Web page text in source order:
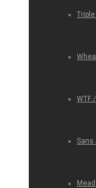
WTF
Sans